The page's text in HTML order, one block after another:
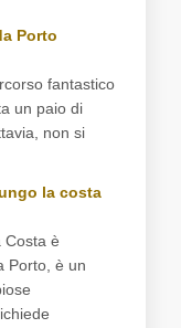
Porto
fantastico
un paio di
non si
la costa
Costa è
Porto, è un